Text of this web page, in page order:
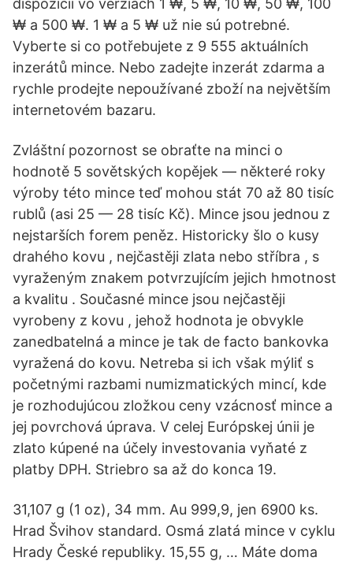
dispozícii vo verziách 1 ₩, 5 ₩, 10 ₩, 50 ₩, 100
₩ a 500 ₩. 1 ₩ a 5 ₩ už nie sú potrebné.
Vyberte si co potřebujete z 9 555 aktuálních
inzerátů mince. Nebo zadejte inzerát zdarma a
rychle prodejte nepoužívané zboží na největším
internetovém bazaru.
Zvláštní pozornost se obraťte na minci o
hodnotě 5 sovětských kopějek — některé roky
výroby této mince teď mohou stát 70 až 80 tisíc
rublů (asi 25 — 28 tisíc Kč). Mince jsou jednou z
nejstarších forem peněz. Historicky šlo o kusy
drahého kovu , nejčastěji zlata nebo stříbra , s
vyraženým znakem potvrzujícím jejich hmotnost
a kvalitu . Současné mince jsou nejčastěji
vyrobeny z kovu , jehož hodnota je obvykle
zanedbatelná a mince je tak de facto bankovka
vyražená do kovu. Netreba si ich však mýliť s
početnými razbami numizmatických mincí, kde
je rozhodujúcou zložkou ceny vzácnosť mince a
jej povrchová úprava. V celej Európskej únii je
zlato kúpené na účely investovania vyňaté z
platby DPH. Striebro sa až do konca 19.
31,107 g (1 oz), 34 mm. Au 999,9, jen 6900 ks.
Hrad Švihov standard. Osmá zlatá mince v cyklu
Hrady České republiky. 15,55 g, … Máte doma